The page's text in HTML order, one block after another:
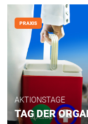
PRAXIS
AKTIONSTAGE
TAG DER